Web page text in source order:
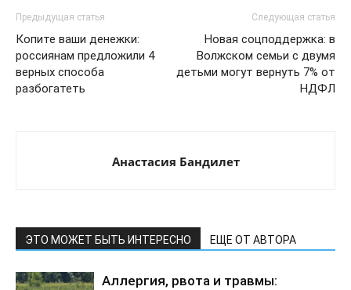
Предыдущая статья
Копите ваши денежки:
россиянам предложили 4
верных способа
разбогатеть
Следующая статья
Новая соцподдержка: в
Волжском семьи с двумя
детьми могут вернуть 7% от
НДФЛ
Анастасия Бандилет
ЭТО МОЖЕТ БЫТЬ ИНТЕРЕСНО ЕЩЕ ОТ АВТОРА
Аллергия, рвота и травмы: